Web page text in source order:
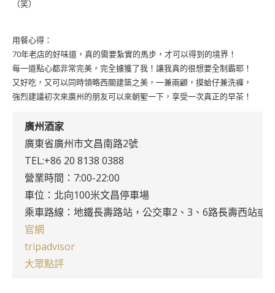
（笑）
用餐心得：
70年老店的好味道，真的需要紮實的馬步，才可以得到的境界！
每一道點心都非常完美，完全擄獲了我！讓我真的很想要全制霸耶！
又好吃，又可以同時領略西關建築之美，一兼兩顧，摸蛤仔兼洗褲，
強烈建議初次來廣州的朋友可以來朝聖一下，享受一次真正的早茶！
廣州酒家
廣東省廣州市文昌南路2號
TEL:+86 20 8138 0388
營業時間：7:00-22:00
車位：北向100米文昌停車場
乘車路線：地鐵長壽路站，公交車2、3、6路長壽西站
官網
tripadvisor
大眾點評